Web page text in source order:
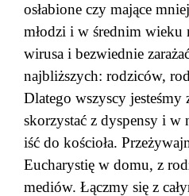
osłabione czy mające
młodzi i w średnim wieku
wirusa i bezwiednie
najbliższych: rodziców,
Dlatego wszyscy
skorzystać z dyspensy i w
iść do kościoła.
Eucharystię w domu, z
mediów. Łączmy się z